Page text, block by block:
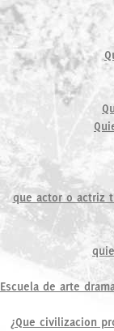
que actor o actriz
Escuela de arte
¿Que civilizacion